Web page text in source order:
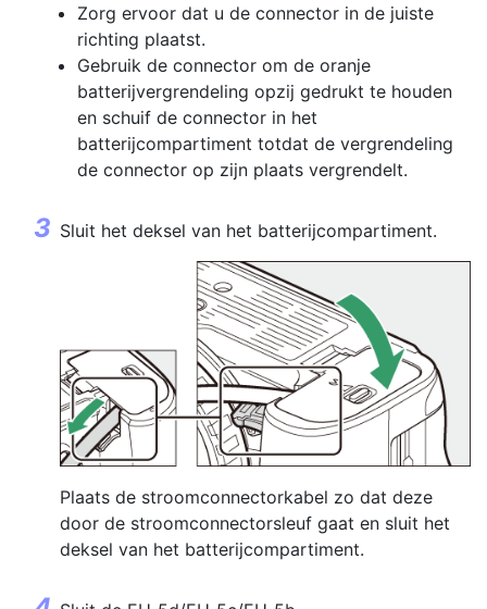
Zorg ervoor dat u de connector in de juiste
richting plaatst.
Gebruik de connector om de oranje
batterijvergrendeling opzij gedrukt te houden
en schuif de connector in het
batterijcompartiment totdat de vergrendeling
de connector op zijn plaats vergrendelt.
Sluit het deksel van het batterijcompartiment.
Plaats de stroomconnectorkabel zo dat deze
door de stroomconnectorsleuf gaat en sluit het
deksel van het batterijcompartiment.